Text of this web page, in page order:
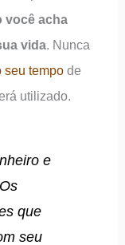
você acha
vida. Nunca
seu tempo de
utilizado.
e
Os
que
seu